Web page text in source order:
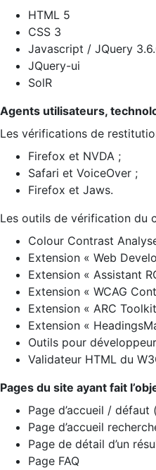
HTML 5
CSS 3
Javascript / JQuery
JQuery-ui
SolR
Agents utilisateurs,
Les vérifications de
Firefox et NVDA ;
Safari et VoiceOver ;
Firefox et Jaws.
Les outils de vérification du
Colour Contrast
Extension « Web
Extension « Assistant
Extension « WCAG
Extension « ARC
Extension «
Outils pour
Validateur HTML du
Pages du site ayant fait
Page d’accueil / défaut
Page d’accueil
Page de détail d’un
Page FAQ